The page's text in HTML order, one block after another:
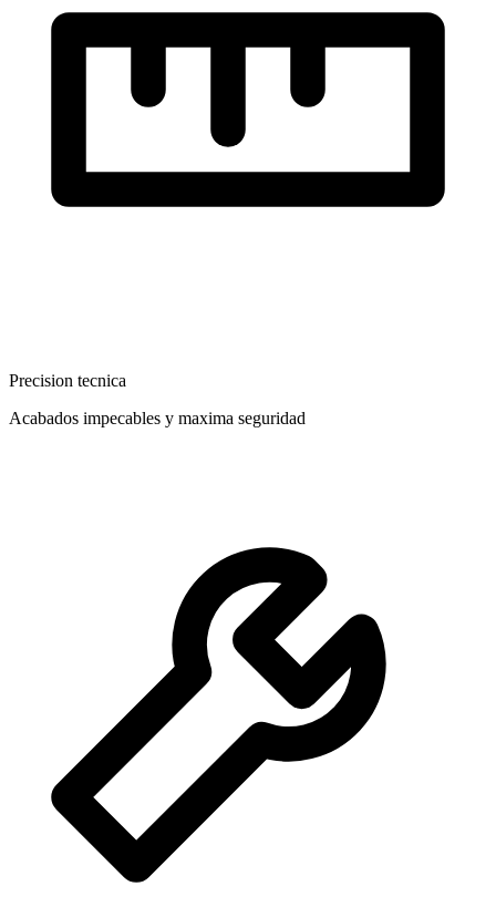
Precision tecnica
Acabados impecables y maxima seguridad